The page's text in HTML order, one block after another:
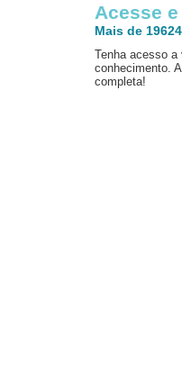
Acesse
Mais de
Tenha acesso
conhecimento.
completa!